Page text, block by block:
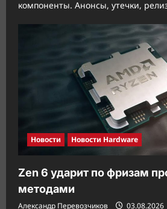
компоненты. Анонсы, утечки,
Новости Новости Hardware
Zen 6 ударит по фризам
методами
Александр Перевозчиков 03.08.2026